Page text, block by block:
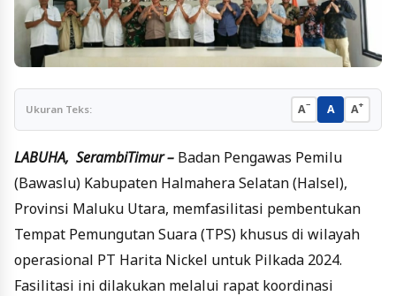
Ukuran Teks: A− A A+
LABUHA, SerambiTimur – Badan Pengawas Pemilu
(Bawaslu) Kabupaten Halmahera Selatan (Halsel),
Provinsi Maluku Utara, memfasilitasi pembentukan
Tempat Pemungutan Suara (TPS) khusus di wilayah
operasional PT Harita Nickel untuk Pilkada 2024.
Fasilitasi ini dilakukan melalui rapat koordinasi